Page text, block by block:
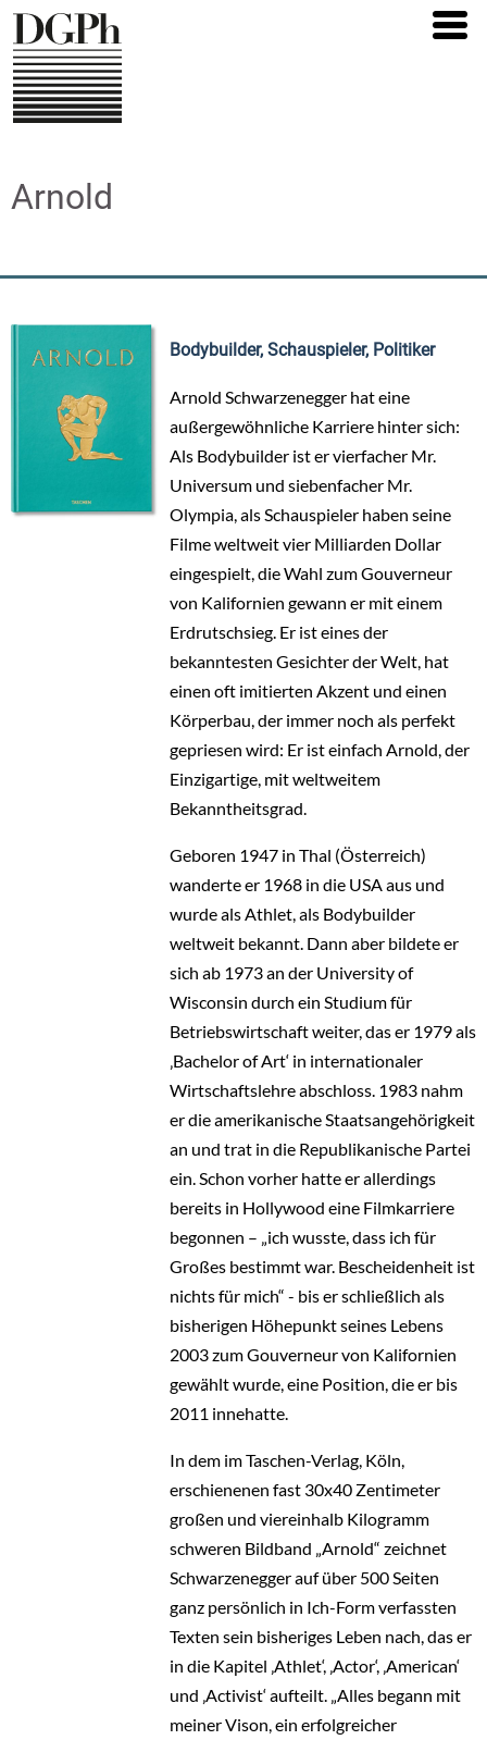
Direkt
zum
Inhalt
Arnold
Bodybuilder, Schauspieler, Politiker
Arnold Schwarzenegger hat eine
außergewöhnliche Karriere hinter sich:
Als Bodybuilder ist er vierfacher Mr.
Universum und siebenfacher Mr.
Olympia, als Schauspieler haben seine
Filme weltweit vier Milliarden Dollar
eingespielt, die Wahl zum Gouverneur
von Kalifornien gewann er mit einem
Erdrutschsieg. Er ist eines der
bekanntesten Gesichter der Welt, hat
einen oft imitierten Akzent und einen
Körperbau, der immer noch als perfekt
gepriesen wird: Er ist einfach Arnold, der
Einzigartige, mit weltweitem
Bekanntheitsgrad.
Geboren 1947 in Thal (Österreich)
wanderte er 1968 in die USA aus und
wurde als Athlet, als Bodybuilder
weltweit bekannt. Dann aber bildete er
sich ab 1973 an der University of
Wisconsin durch ein Studium für
Betriebswirtschaft weiter, das er 1979 als
‚Bachelor of Art‘ in internationaler
Wirtschaftslehre abschloss. 1983 nahm
er die amerikanische Staatsangehörigkeit
an und trat in die Republikanische Partei
ein. Schon vorher hatte er allerdings
bereits in Hollywood eine Filmkarriere
begonnen – „ich wusste, dass ich für
Großes bestimmt war. Bescheidenheit ist
nichts für mich“ - bis er schließlich als
bisherigen Höhepunkt seines Lebens
2003 zum Gouverneur von Kalifornien
gewählt wurde, eine Position, die er bis
2011 innehatte.
In dem im Taschen-Verlag, Köln,
erschienenen fast 30x40 Zentimeter
großen und viereinhalb Kilogramm
schweren Bildband „Arnold“ zeichnet
Schwarzenegger auf über 500 Seiten
ganz persönlich in Ich-Form verfassten
Texten sein bisheriges Leben nach, das er
in die Kapitel ‚Athlet‘, ‚Actor‘, ‚American‘
und ‚Activist‘ aufteilt. „Alles begann mit
meiner Vison, ein erfolgreicher